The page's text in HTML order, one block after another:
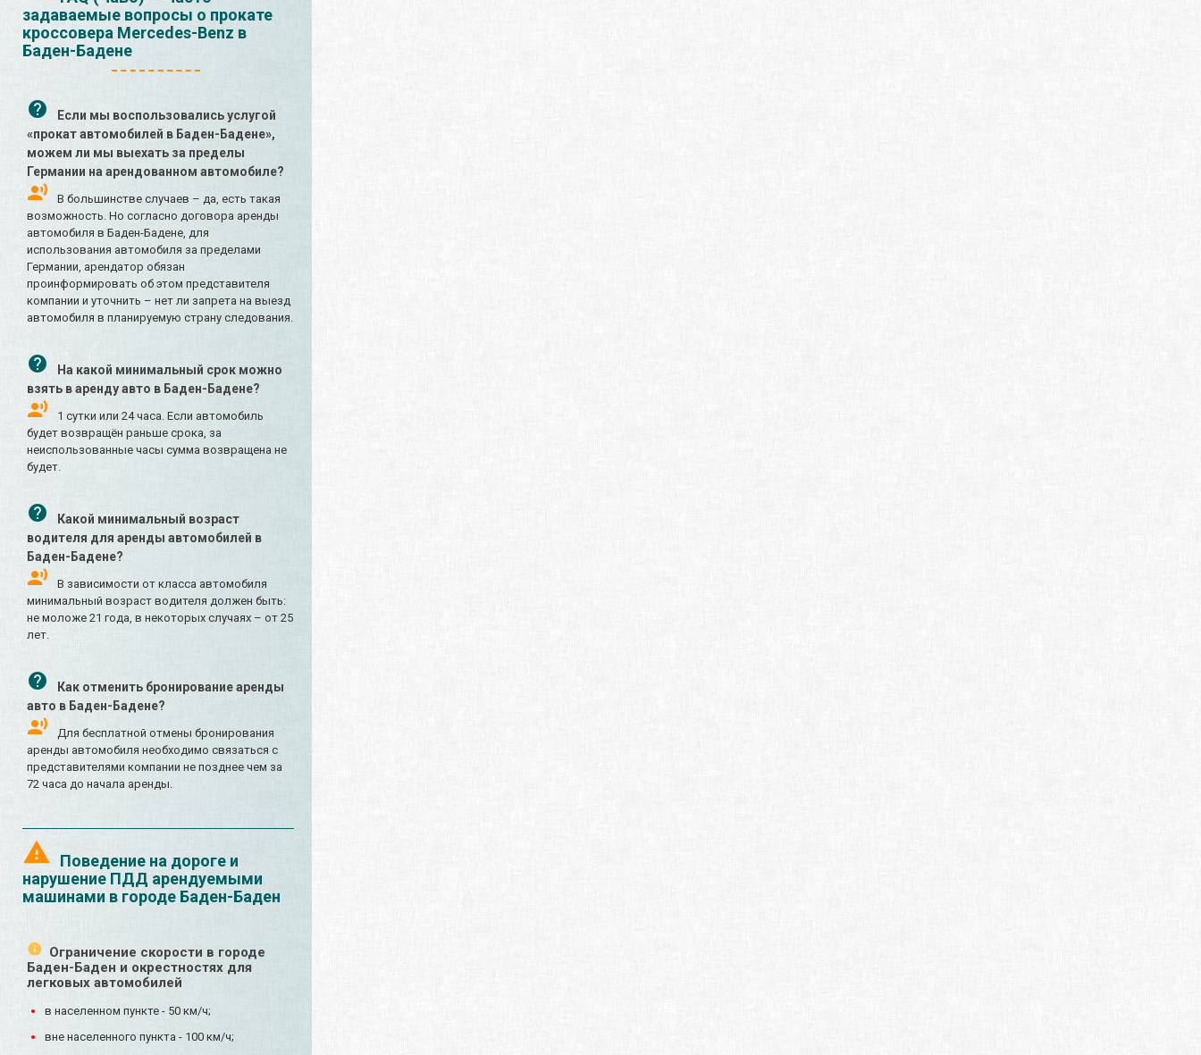
задаваемые вопросы о прокате
кроссовера Mercedes-Benz в
Баден-Бадене
Если мы воспользовались услугой
«прокат автомобилей в Баден-Бадене»,
можем ли мы выехать за пределы
Германии на арендованном автомобиле?
В большинстве случаев – да, есть такая
возможность. Но согласно договора аренды
автомобиля в Баден-Бадене, для
использования автомобиля за пределами
Германии, арендатор обязан
проинформировать об этом представителя
компании и уточнить – нет ли запрета на выезд
автомобиля в планируемую страну следования.
На какой минимальный срок можно
взять в аренду авто в Баден-Бадене?
1 сутки или 24 часа. Если автомобиль
будет возвращён раньше срока, за
неиспользованные часы сумма возвращена не
будет.
Какой минимальный возраст
водителя для аренды автомобилей в
Баден-Бадене?
В зависимости от класса автомобиля
минимальный возраст водителя должен быть:
не моложе 21 года, в некоторых случаях – от 25
лет.
Как отменить бронирование аренды
авто в Баден-Бадене?
Для бесплатной отмены бронирования
аренды автомобиля необходимо связаться с
представителями компании не позднее чем за
72 часа до начала аренды.
Поведение на дороге и
нарушение ПДД арендуемыми
машинами в городе Баден-Баден
Ограничение скорости в городе
Баден-Баден и окрестностях для
легковых автомобилей
в населенном пункте - 50 км/ч;
вне населенного пункта - 100 км/ч;